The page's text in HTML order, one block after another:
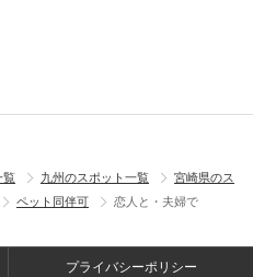
覧 九州のスポット一覧
宮崎県のス
ペット同伴可 恋人と・夫婦で
プライバシーポリシー